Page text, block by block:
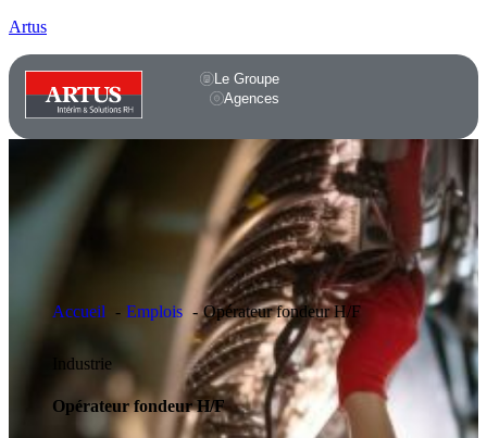
Artus
Le Groupe
Agences
Accueil Emplois Opérateur fondeur H/F
Industrie
Opérateur fondeur H/F